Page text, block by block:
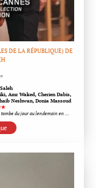
DE LA RÉPUBLIQUE) DE
Amr Waked, Cherien Dabis,
Neshwan, Donia Massoud
tombe du jour au lendemain en …